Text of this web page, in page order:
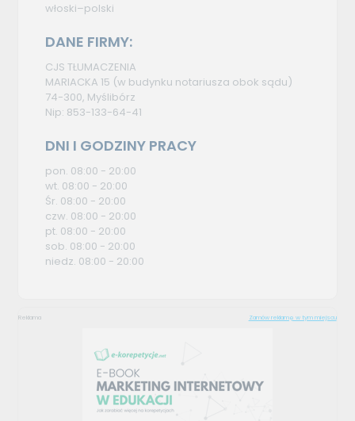
włoski–polski
DANE FIRMY:
CJS TŁUMACZENIA
MARIACKA 15 (w budynku notariusza obok sądu)
74-300, Myślibórz
Nip: 853-133-64-41
DNI I GODZINY PRACY
pon. 08:00 - 20:00
wt. 08:00 - 20:00
Śr. 08:00 - 20:00
czw. 08:00 - 20:00
pt. 08:00 - 20:00
sob. 08:00 - 20:00
niedz. 08:00 - 20:00
Reklama Zamów reklamę w tym miejscu